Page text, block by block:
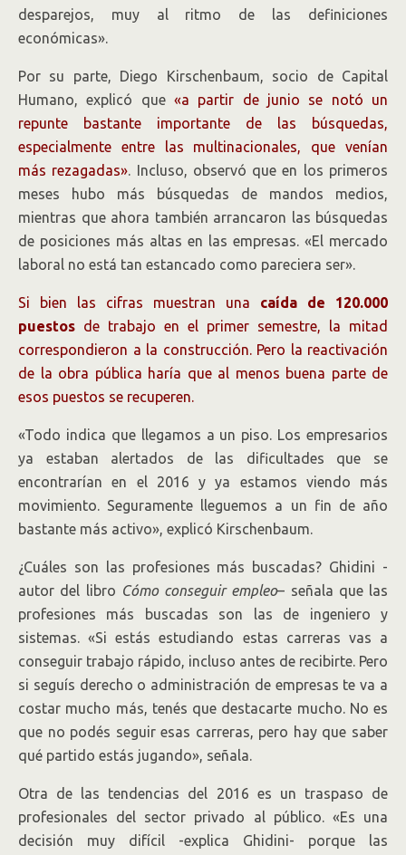
desparejos, muy al ritmo de las definiciones
económicas».
Por su parte, Diego Kirschenbaum, socio de Capital
Humano, explicó que «a partir de junio se notó un
repunte bastante importante de las búsquedas,
especialmente entre las multinacionales, que venían
más rezagadas». Incluso, observó que en los primeros
meses hubo más búsquedas de mandos medios,
mientras que ahora también arrancaron las búsquedas
de posiciones más altas en las empresas. «El mercado
laboral no está tan estancado como pareciera ser».
Si bien las cifras muestran una caída de 120.000
puestos de trabajo en el primer semestre, la mitad
correspondieron a la construcción. Pero la reactivación
de la obra pública haría que al menos buena parte de
esos puestos se recuperen.
«Todo indica que llegamos a un piso. Los empresarios
ya estaban alertados de las dificultades que se
encontrarían en el 2016 y ya estamos viendo más
movimiento. Seguramente lleguemos a un fin de año
bastante más activo», explicó Kirschenbaum.
¿Cuáles son las profesiones más buscadas? Ghidini -
autor del libro Cómo conseguir empleo– señala que las
profesiones más buscadas son las de ingeniero y
sistemas. «Si estás estudiando estas carreras vas a
conseguir trabajo rápido, incluso antes de recibirte. Pero
si seguís derecho o administración de empresas te va a
costar mucho más, tenés que destacarte mucho. No es
que no podés seguir esas carreras, pero hay que saber
qué partido estás jugando», señala.
Otra de las tendencias del 2016 es un traspaso de
profesionales del sector privado al público. «Es una
decisión muy difícil -explica Ghidini- porque las